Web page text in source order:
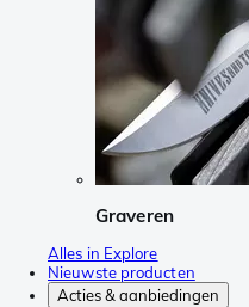
Graveren
Alles in Explore
Nieuwste producten
Acties & aanbiedingen